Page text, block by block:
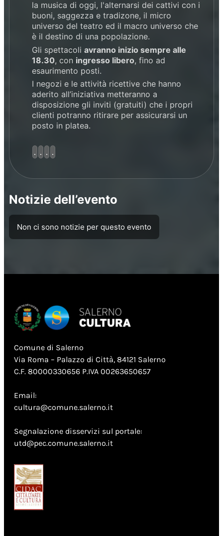
la musica di oggi, l'alternarsi dei cattivi con i
buoni, saggezza e tradizone, il micro
universo del teatro ed il macro universo che
è il destino di una popolazione.
Gli spettacoli avranno inizio sempre alle
18.30, con ingresso libero, fino ad
esaurimento posti.
I negozi e le attività ricettive che hanno
aderito all’iniziativa metteranno a
disposizione gli inviti (gratuiti) che i propri
clienti potranno ritirare per assicurarsi un
posto in platea.
Notizie dell’evento
Non ci sono notizie per questo evento
Comune di Salerno
Via Roma – Palazzo di Città, 84121 Salerno
C.F. 80000330656 P.IVA 00263650657
Email:
cultura@comune.salerno.it
Segnalazione disservizi sul portale:
utd@pec.comune.salerno.it